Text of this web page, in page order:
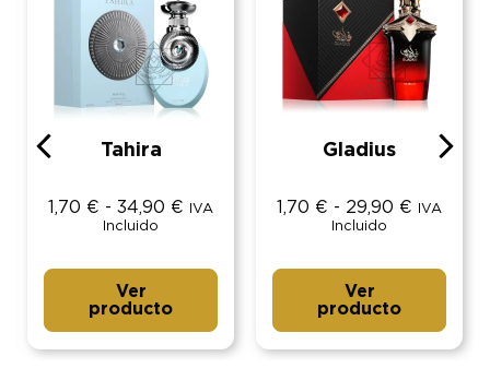
Tahira
1,70 € - 34,90 €
IVA
Incluido
Ver
producto
Gladius
1,70 € - 29,90 €
IVA
Incluido
Ver
producto